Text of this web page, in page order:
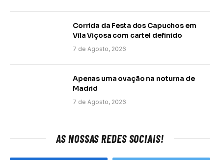
Corrida da Festa dos Capuchos em
Vila Viçosa com cartel definido
7 de Agosto, 2026
Apenas uma ovação na noturna de
Madrid
7 de Agosto, 2026
AS NOSSAS REDES SOCIAIS!